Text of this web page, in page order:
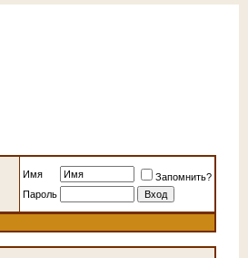
Имя
Запомнить?
Пароль